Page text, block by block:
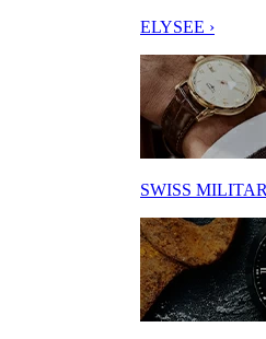
ELYSEE ›
SWISS